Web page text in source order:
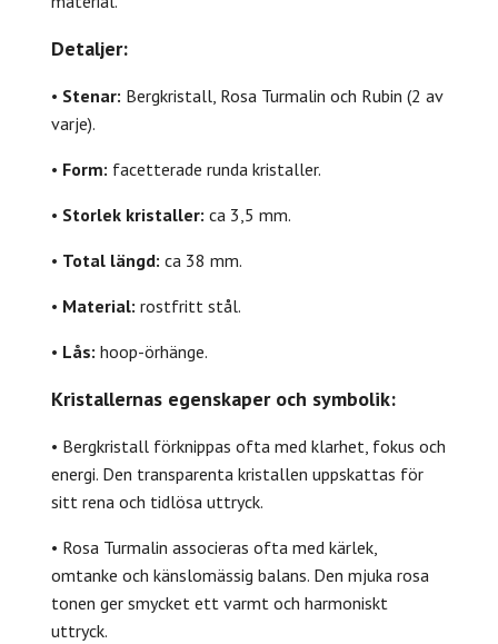
Detaljer:
• Stenar: Bergkristall, Rosa Turmalin och Rubin (2 av
varje).
• Form: facetterade runda kristaller.
• Storlek kristaller: ca 3,5 mm.
• Total längd: ca 38 mm.
• Material: rostfritt stål.
• Lås: hoop-örhänge.
Kristallernas egenskaper och symbolik:
• Bergkristall förknippas ofta med klarhet, fokus och
energi. Den transparenta kristallen uppskattas för
sitt rena och tidlösa uttryck.
• Rosa Turmalin associeras ofta med kärlek,
omtanke och känslomässig balans. Den mjuka rosa
tonen ger smycket ett varmt och harmoniskt
uttryck.